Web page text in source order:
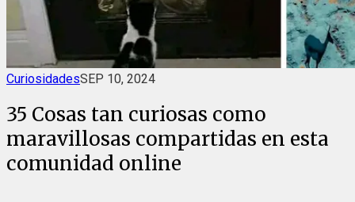
CuriosidadesSEP 10, 2024
35 Cosas tan curiosas como
maravillosas compartidas en esta
comunidad online